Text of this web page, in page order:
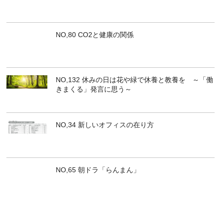
NO,80 CO2と健康の関係
NO,132 休みの日は花や緑で休養と教養を ～「働
きまくる」発言に思う～
NO,34 新しいオフィスの在り方
NO,65 朝ドラ「らんまん」